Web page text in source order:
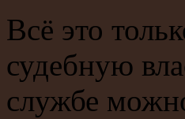
Всё это
судебную
службе